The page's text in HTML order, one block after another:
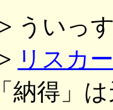
ういっ
リスカ
納得」